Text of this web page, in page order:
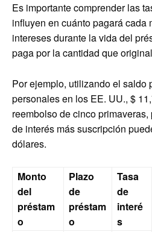
Es importante comprender las
influyen en cuánto pagará cada
intereses durante la vida del
paga por la cantidad que
Por ejemplo, utilizando el saldo
personales en los EE. UU., $
reembolso de cinco
de interés más suscripción
dólares.
Monto
del
préstam
o
Plazo
de
préstam
o
Tasa
de
interé
s